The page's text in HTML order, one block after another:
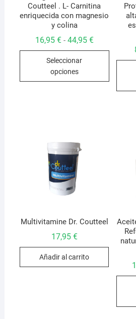
Coutteel . L- Carnitina
enriquecida con magnesio
y colina
16,95 € - 44,95 €Rango
44,95 €
Seleccionar
opciones
Este
Multivitamine Dr. Coutteel
17,95 €
Añadir al carrito